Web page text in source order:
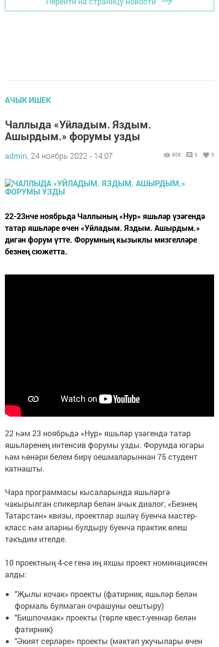
АЧЫК ИШЕК
Чаллыда «Уйладым. Яздым.
Ашырдым.» форумы узды
admin, 24 ноябрь 2022 - 14:07 809 0 3
22-23нче ноябрьдә Чаллының «Нур» яшьләр үзәгендә
татар яшьләре өчен «Уйладым. Яздым. Ашырдым.»
дигән форум үтте. Форумның кызыклы мизгелләре
безнең сюжетта.
22 һәм 23 ноябрьдә «Нур» яшьләр үзәгендә татар
яшьләренең интенсив форумы узды. Форумда югары
һәм һөнәри белем бирү оешмаларыннан 75 студент
катнашты.
Чара программасы кысаларында яшьләргә
чакырылган спикерлар белән ачык диалог, «Безнең
Татарстан» квизы, проектлар эшләү буенча мастер-
класс һәм аларны булдыру буенча практик өлеш
тәкъдим ителде.
10 проектның 4-се генә иң яхшы проект номинациясен
алды:
"Җылы кочак» проекты (фатирник, яшьләр белән
формаль булмаган очрашуны оештыру)
"Бишпочмак» проекты (төрле квест-уеннар белән
фатирник)
"Әкият серләре» проекты (мәктәп укучылары өчен